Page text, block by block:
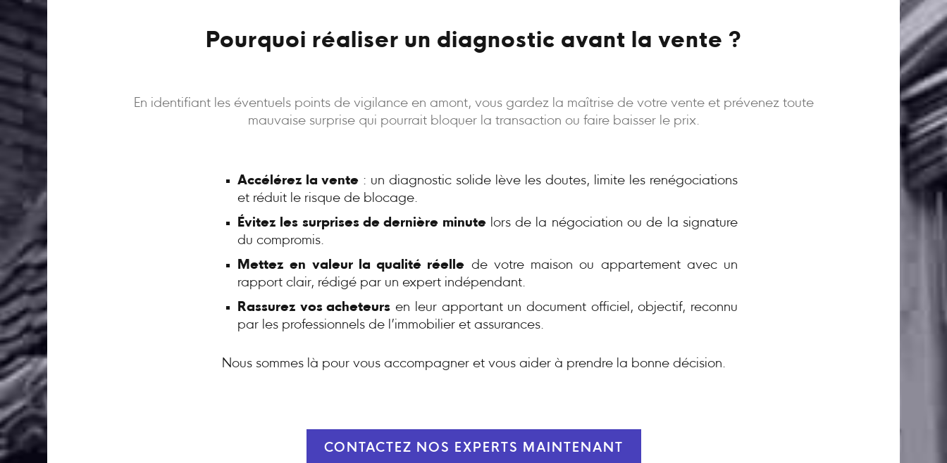
Pourquoi réaliser un diagnostic avant la vente ?
En identifiant les éventuels points de vigilance en amont, vous gardez la maîtrise de votre vente et prévenez toute
mauvaise surprise qui pourrait bloquer la transaction ou faire baisser le prix.
Accélérez la vente : un diagnostic solide lève les doutes, limite les renégociations
et réduit le risque de blocage.
Évitez les surprises de dernière minutelors de la négociation ou de la signature
du compromis.
Mettez en valeur la qualité réelle de votre maison ou appartement avec un
rapport clair, rédigé par un expert indépendant.
Rassurez vos acheteurs en leur apportant un document officiel, objectif, reconnu
par les professionnels de l’immobilier et assurances.
Nous sommes là pour vous accompagner et vous aider à prendre la bonne décision.
CONTACTEZ NOS EXPERTS MAINTENANT